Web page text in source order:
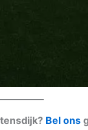
Bel ons